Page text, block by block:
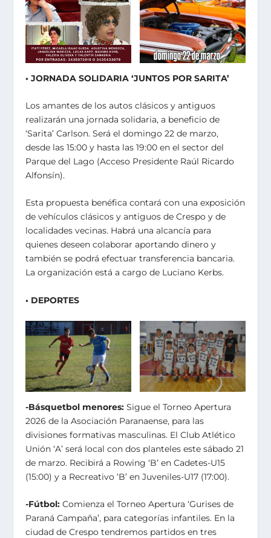
• JORNADA SOLIDARIA ‘JUNTOS POR SARITA’
Los amantes de los autos clásicos y antiguos
realizarán una jornada solidaria, a beneficio de
‘Sarita’ Carlson. Será el domingo 22 de marzo,
desde las 15:00 y hasta las 19:00 en el sector del
Parque del Lago (Acceso Presidente Raúl Ricardo
Alfonsín).
Esta propuesta benéfica contará con una exposición
de vehículos clásicos y antiguos de Crespo y de
localidades vecinas. Habrá una alcancía para
quienes deseen colaborar aportando dinero y
también se podrá efectuar transferencia bancaria.
La organización está a cargo de Luciano Kerbs.
• DEPORTES
-Básquetbol menores: Sigue el Torneo Apertura
2026 de la Asociación Paranaense, para las
divisiones formativas masculinas. El Club Atlético
Unión ‘A’ será local con dos planteles este sábado 21
de marzo. Recibirá a Rowing ‘B’ en Cadetes-U15
(15:00) y a Recreativo ‘B’ en Juveniles-U17 (17:00).
-Fútbol: Comienza el Torneo Apertura ‘Gurises de
Paraná Campaña’, para categorías infantiles. En la
ciudad de Crespo tendremos partidos en tres